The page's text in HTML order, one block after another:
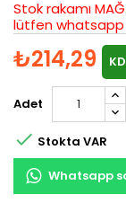
Stok rakamı
lütfen whatsapp
₺214,29
Adet
 Stokta VAR
Whatsapp